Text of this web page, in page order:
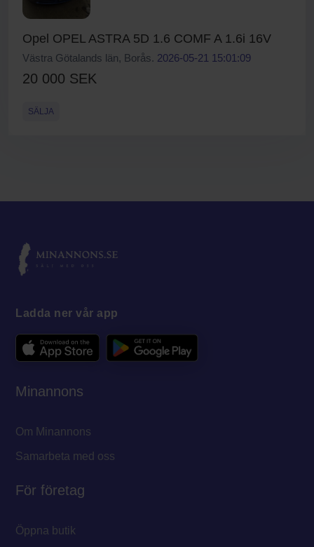
Opel OPEL ASTRA 5D 1.6 COMF A 1.6i 16V
Västra Götalands län, Borås. 2026-05-21 15:01:09
20 000 SEK
SÄLJA
Ladda ner vår app
Minannons
Om Minannons
Samarbeta med oss
För företag
Öppna butik